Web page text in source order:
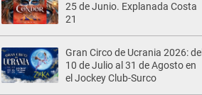
25 de Junio. Explanada Costa
21
Gran Circo de Ucrania 2026: del
10 de Julio al 31 de Agosto en
el Jockey Club-Surco